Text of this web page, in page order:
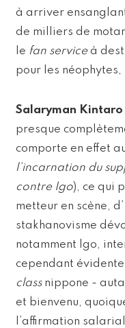
à arriver
de milliers de
le fan service à
pour les
Salaryman Kintaro
presque
comporte en effet
l’incarnation du
contre Igo), ce qui
metteur en scène,
stakhanovisme
notamment Igo,
cependant
classnippone -
et bienvenu,
l’affirmation